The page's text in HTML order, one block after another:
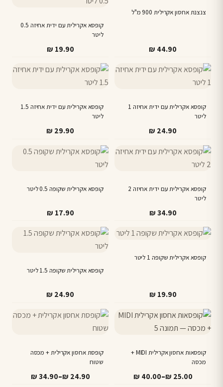
צנצנת אחסון אקרילית 900 מ"ל
₪ 44.90
קופסא אקרילית עם ידית אחיזה 0.5
ליטר
₪ 19.90
קופסא אקרילית עם ידית אחיזה 1
ליטר
₪ 24.90
קופסא אקרילית עם ידית אחיזה 1.5
ליטר
₪ 29.90
קופסא אקרילית עם ידית אחיזה 2
ליטר
₪ 34.90
קופסא אקרילית שקופה 0.5 ליטר
₪ 17.90
קופסא אקרילית שקופה 1 ליטר
₪ 19.90
קופסא אקרילית שקופה 1.5 ליטר
₪ 24.90
קופסאות אחסון אקרילית MIDI +
מכסה
₪ 25.00
–
₪ 40.00
טווח
למוצר
זה
מספר
סוגים.
קופסת אחסון אקרילית + מכסה
שטוח
₪ 24.90
–
₪ 34.90
טווח
למוצר
זה
מספר
סוגים.